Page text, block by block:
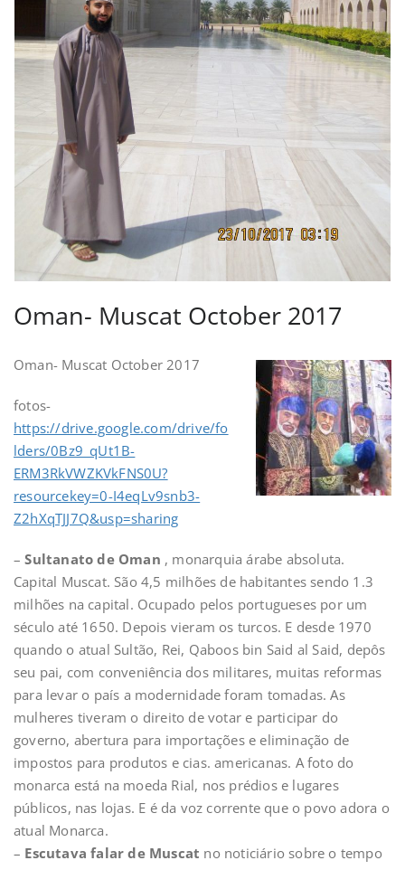
Oman- Muscat October 2017
Oman- Muscat October 2017
fotos-
https://drive.google.com/drive/fo
lders/0Bz9_qUt1B-
ERM3RkVWZKVkFNS0U?
resourcekey=0-I4eqLv9snb3-
Z2hXqTJJ7Q&usp=sharing
–Sultanato de Oman , monarquia árabe absoluta.
Capital Muscat. São 4,5 milhões de habitantes sendo 1.3
milhões na capital. Ocupado pelos portugueses por um
século até 1650. Depois vieram os turcos. E desde 1970
quando o atual Sultão, Rei, Qaboos bin Said al Said, depôs
seu pai, com conveniência dos militares, muitas reformas
para levar o país a modernidade foram tomadas. As
mulheres tiveram o direito de votar e participar do
governo, abertura para importações e eliminação de
impostos para produtos e cias. americanas. A foto do
monarca está na moeda Rial, nos prédios e lugares
públicos, nas lojas. E é da voz corrente que o povo adora o
atual Monarca.
– Escutava falar de Muscat no noticiário sobre o tempo